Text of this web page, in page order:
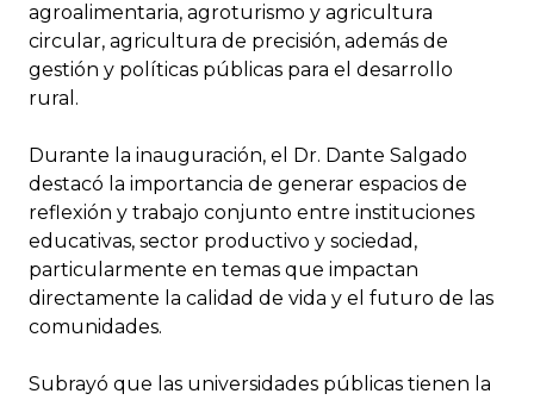
agroalimentaria, agroturismo y agricultura
circular, agricultura de precisión, además de
gestión y políticas públicas para el desarrollo
rural.
Durante la inauguración, el Dr. Dante Salgado
destacó la importancia de generar espacios de
reflexión y trabajo conjunto entre instituciones
educativas, sector productivo y sociedad,
particularmente en temas que impactan
directamente la calidad de vida y el futuro de las
comunidades.
Subrayó que las universidades públicas tienen la